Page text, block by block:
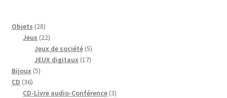
Objets 2828
produits
Jeux 2222
produits
Jeux de société 55
produits
JEUX digitaux 1717
Bijoux 55
CD 3636
produits
CD-Livre audio-Conférence 33